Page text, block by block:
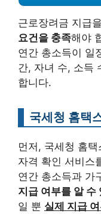
근로장려금 지급
요건을 충족해야
연간 총소득이 일
간, 자녀 수, 소득
합니다.
국세청 홈택
먼저, 국세청 홈
자격 확인 서비스
연간 총소득과 가
지급 여부를 알 수
일 뿐 실제 지급